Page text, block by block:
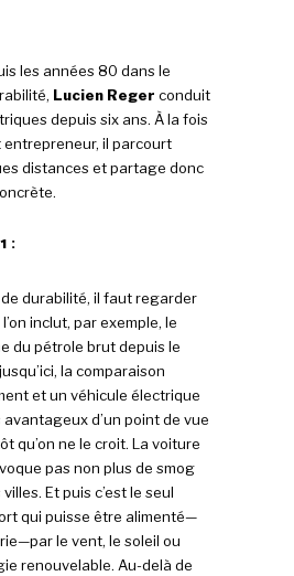
les années 80 dans le
Lucien Reger conduit
depuis six ans. À la fois
entrepreneur, il parcourt
distances et partage donc
:
durabilité, il faut regarder
inclut, par exemple, le
du pétrole brut depuis le
la comparaison
et un véhicule électrique
d’un point de vue
qu’on ne le croit. La voiture
pas non plus de smog
Et puis c’est le seul
qui puisse être alimenté—
le vent, le soleil ou
renouvelable. Au-delà de